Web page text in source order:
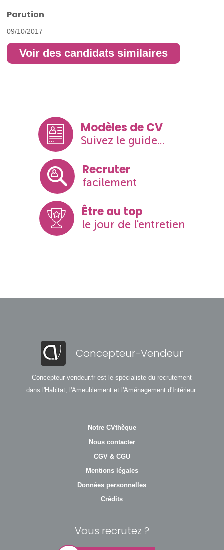
Parution
09/10/2017
Voir des candidats similaires
Modèles de CV
Suivez le guide...
Recruter
facilement
Être au top
le jour de l'entretien
Concepteur-Vendeur
Concepteur-vendeur.fr est le spécialiste du recrutement
dans l'Habitat, l'Ameublement et l'Aménagement d'Intérieur.
Notre CVthèque
Nous contacter
CGV & CGU
Mentions légales
Données personnelles
Crédits
Vous recrutez ?